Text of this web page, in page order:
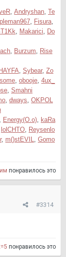
, Andryshan, Te
, Fisura,
, Makarici, Do
, Burzum, Rise
, Sybear, Zo
, obooje, 4ux_
, Smahni
, dways, OKPOL
, Energy(O.o), kaRa
lolCHTO, Reysenlo
, m()stEVIL, Gomo
понравилось это
#3314
понравилось это